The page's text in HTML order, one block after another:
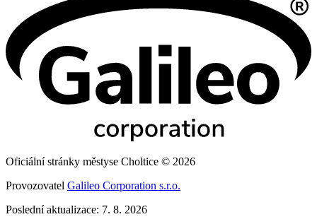
Oficiální stránky městyse Choltice © 2026
Provozovatel Galileo Corporation s.r.o.
Poslední aktualizace: 7. 8. 2026